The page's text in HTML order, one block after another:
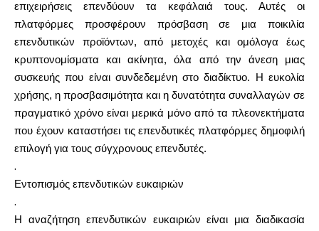
Ιστολόγιο
Επικοινωνήστε μαζί μας
Βοήθεια
Ο λογαριασμός μου
επιχειρήσεις επενδύουν τα κεφάλαιά τους. Αυτές οι
πλατφόρμες προσφέρουν πρόσβαση σε μια ποικιλία
επενδυτικών προϊόντων, από μετοχές και ομόλογα έως
κρυπτονομίσματα και ακίνητα, όλα από την άνεση μιας
συσκευής που είναι συνδεδεμένη στο διαδίκτυο. Η ευκολία
χρήσης, η προσβασιμότητα και η δυνατότητα συναλλαγών σε
πραγματικό χρόνο είναι μερικά μόνο από τα πλεονεκτήματα
που έχουν καταστήσει τις επενδυτικές πλατφόρμες δημοφιλή
επιλογή για τους σύγχρονους επενδυτές.
.
Εντοπισμός επενδυτικών ευκαιριών
.
Η αναζήτηση επενδυτικών ευκαιριών είναι μια διαδικασία